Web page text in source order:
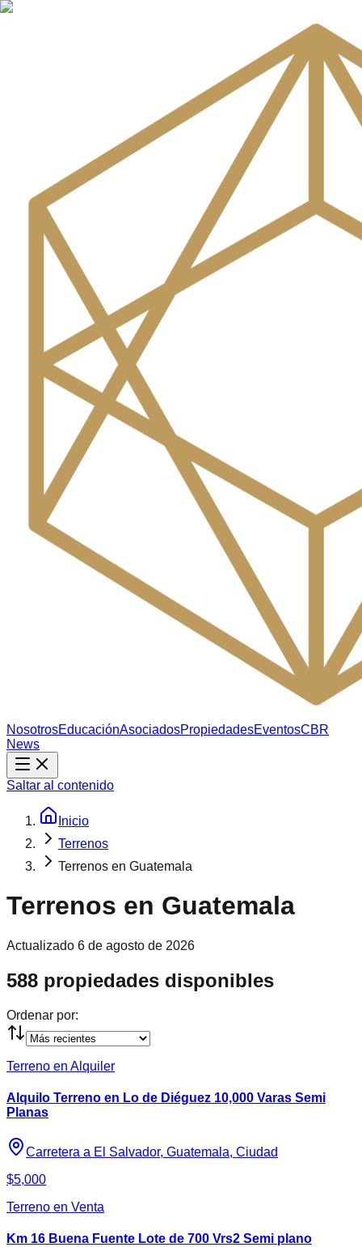
NosotrosEducaciónAsociadosPropiedadesEventosCBR
News
Saltar al contenido
Inicio
Terrenos
Terrenos en Guatemala
Terrenos en Guatemala
Actualizado 6 de agosto de 2026
588 propiedades disponibles
Ordenar por:
Terreno en Alquiler
Alquilo Terreno en Lo de Diéguez 10,000 Varas Semi
Planas
Carretera a El Salvador, Guatemala, Ciudad
$5,000
Terreno en Venta
Km 16 Buena Fuente Lote de 700 Vrs2 Semi plano